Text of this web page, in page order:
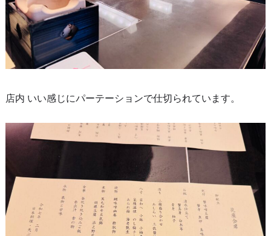
店内 いい感じにパーテーションで仕切られています。